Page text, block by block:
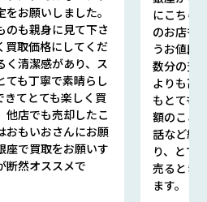
お願いしました。
のも親身に見て下さ
買取価格にしてくだ
く清潔感があり、ス
ても丁寧で素晴らし
きてとても楽しく買
他店でも売却したこ
おもいおさんにお願
座で買取をお願いす
断然オススメで
にこちら
のお店も
うお値段
数分の査
よりも高
もとても
額のこと
話など細
り、とて
売るとき
ます。